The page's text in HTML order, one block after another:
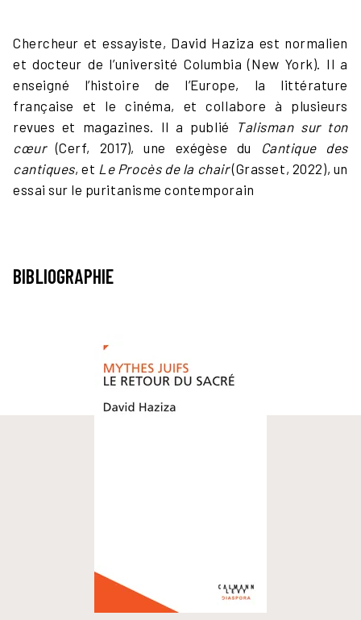
Chercheur et essayiste, David Haziza est normalien
et docteur de l’université Columbia (New York). Il a
enseigné l’histoire de l’Europe, la littérature
française et le cinéma, et collabore à plusieurs
revues et magazines. Il a publié
Talisman sur ton
cœur(Cerf, 2017), une exégèse du
Cantique des
cantiques, et Le Procès de la chair(Grasset, 2022), un
essai sur le puritanisme contemporain
BIBLIOGRAPHIE